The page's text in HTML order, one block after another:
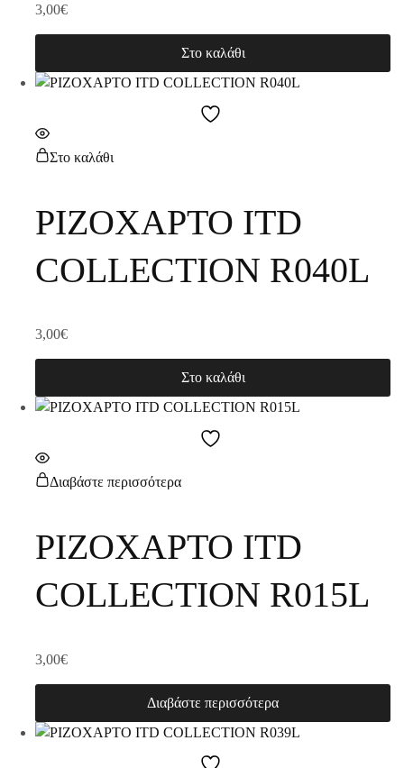
3,00€
Στο καλάθι
Στο καλάθι
ΡΙΖΟΧΑΡΤΟ ITD
COLLECTION R040L
3,00€
Στο καλάθι
Διαβάστε περισσότερα
ΡΙΖΟΧΑΡΤΟ ITD
COLLECTION R015L
3,00€
Διαβάστε περισσότερα